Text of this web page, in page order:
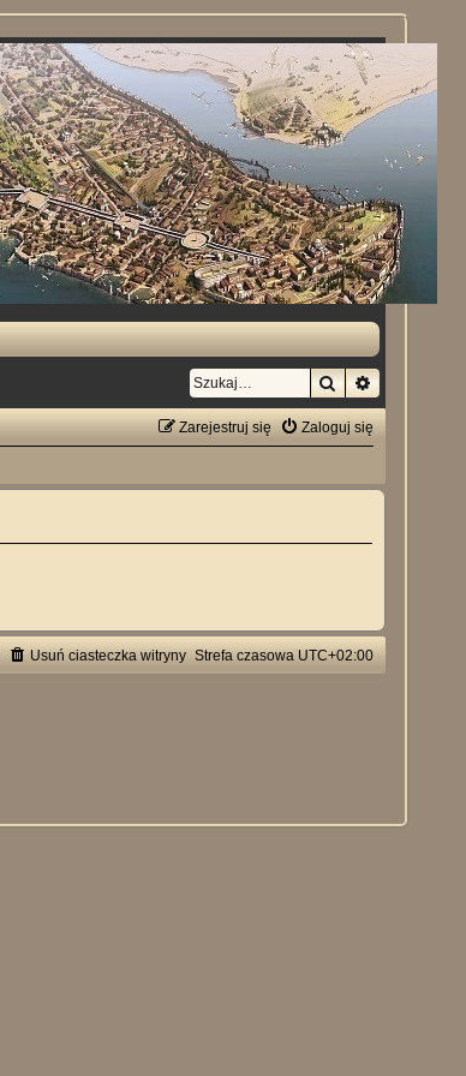
Szukaj
Zaloguj się
Zarejestruj się
Strefa czasowa UTC+02:00
Usuń ciasteczka witryny